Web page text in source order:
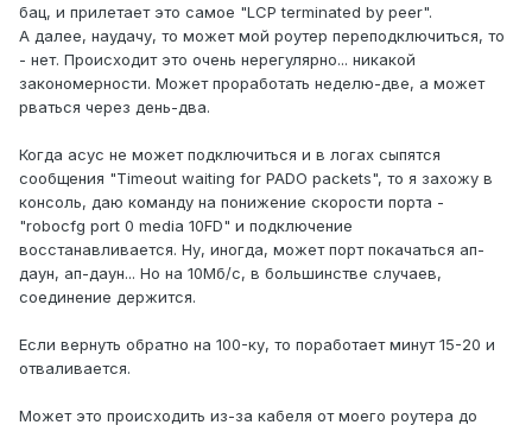
бац, и прилетает это самое "LCP terminated by peer".
А далее, наудачу, то может мой роутер переподключиться, то
- нет. Происходит это очень нерегулярно... никакой
закономерности. Может проработать неделю-две, а может
рваться через день-два.
Когда асус не может подключиться и в логах сыпятся
сообщения "Timeout waiting for PADO packets", то я захожу в
консоль, даю команду на понижение скорости порта -
"robocfg port 0 media 10FD" и подключение
восстанавливается. Ну, иногда, может порт покачаться ап-
даун, ап-даун... Но на 10Мб/с, в большинстве случаев,
соединение держится.
Если вернуть обратно на 100-ку, то поработает минут 15-20 и
отваливается.
Может это происходить из-за кабеля от моего роутера до